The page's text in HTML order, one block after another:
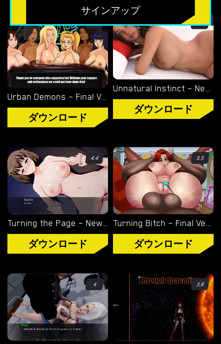
フリーセックスシミュレーター
無料エロゲーム
限定ゲーム
OVERWATCH WEEKEND FUCK
OVERWATCH SCHOOL DAYS
ベストチョイス
ゲイポルノゲーム
ル
ー
ム
を
ダ
ウ
ン
3.5
Urban Demons – Final Version 1.1 [Nergal]
ダウンロード
3.8
Unnatural Instinct – New Version 0.6 [Merizmare]
ダウンロード
4.4
Turning the Page – New Version 0.20.1 [Azienda]
ダウンロード
3.5
Turning Bitch – Final Version (Full Game) [NowaJoestar]
ダウンロード
4 3.8
サインアップ